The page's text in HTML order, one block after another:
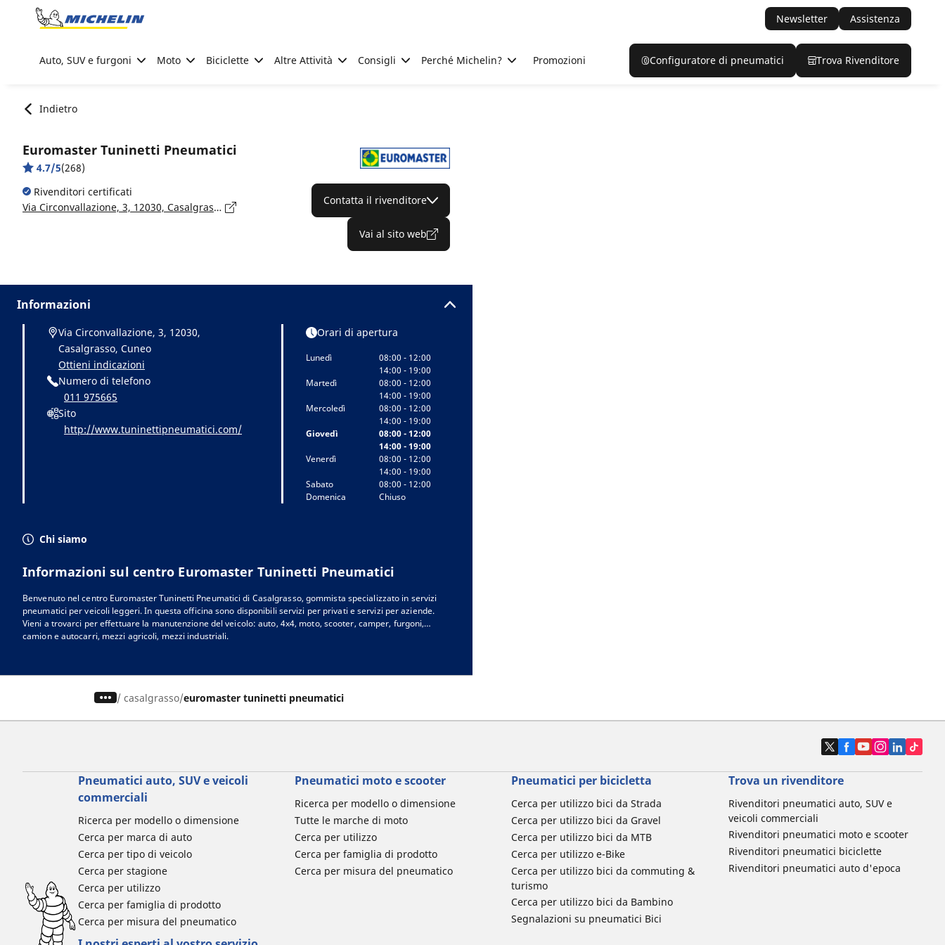
Go to page content
Newsletter Assistenza
Auto, SUV e furgoni Moto Biciclette Altre Attività Consigli Perché Michelin? Promozioni Configuratore di pneumatici Trova Rivenditore
Indietro
Euromaster Tuninetti Pneumatici
4.7/5(268)
Rivenditori certificati
Via Circonvallazione, 3, 12030, Casalgrasso, Cuneo
Contatta il rivenditore
Vai al sito web
Informazioni
Via Circonvallazione, 3, 12030,
Casalgrasso, Cuneo
Ottieni indicazioni
Numero di telefono
011 975665
Sito
http://www.tuninettipneumatici.com/
Orari di apertura
Lunedì
08:00 - 12:00
14:00 - 19:00
Martedì
08:00 - 12:00
14:00 - 19:00
Mercoledì
08:00 - 12:00
14:00 - 19:00
Giovedì
08:00 - 12:00
14:00 - 19:00
Venerdì
08:00 - 12:00
14:00 - 19:00
Sabato
08:00 - 12:00
Domenica
Chiuso
Chi siamo
Informazioni sul centro Euromaster Tuninetti Pneumatici
Benvenuto nel centro Euromaster Tuninetti Pneumatici di Casalgrasso, gommista specializzato in servizi
pneumatici per veicoli leggeri. In questa officina sono disponibili servizi per privati e servizi per aziende.
Vieni a trovarci per effettuare la manutenzione del veicolo: auto, 4x4, moto, scooter, camper, furgoni,
camion e autocarri, mezzi agricoli, mezzi industriali.
esigenze. Nell’officina sono disponibili le migliori marche per il tuo veicolo:gomme
e tante altre. Ti aspettiamo nell’officina Euromaster TuninettiPneumaticiin provincia di Cuneo,
un preventivo per il servizio che cerchi.
/ casalgrasso euromaster tuninetti pneumatici
Pneumatici auto, SUV e veicoli
commerciali
Ricerca per modello o dimensione
Cerca per marca di auto
Cerca per tipo di veicolo
Cerca per stagione
Cerca per utilizzo
Cerca per famiglia di prodotto
Cerca per misura del pneumatico
Pneumatici moto e scooter
Ricerca per modello o dimensione
Tutte le marche di moto
Cerca per utilizzo
Cerca per famiglia di prodotto
Cerca per misura del pneumatico
Pneumatici per bicicletta
Cerca per utilizzo bici da Strada
Cerca per utilizzo bici da Gravel
Cerca per utilizzo bici da MTB
Cerca per utilizzo e-Bike
Cerca per utilizzo bici da commuting &
turismo
Cerca per utilizzo bici da Bambino
Segnalazioni su pneumatici Bici
Trova un rivenditore
Rivenditori pneumatici auto, SUV e
veicoli commerciali
Rivenditori pneumatici moto e scooter
Rivenditori pneumatici biciclette
Rivenditori pneumatici auto d'epoca